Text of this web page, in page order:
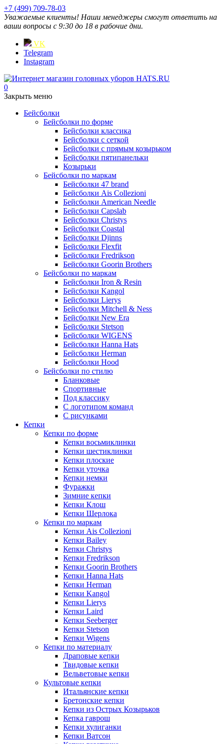
+7 (499) 709-78-03
Уважаемые клиенты! Наши менеджеры смогут ответить на
ваши вопросы с 9:30 до 18 в рабочие дни.
VK
Telegram
Instagram
0
Закрыть меню
Бейсболки
Бейсболки по форме
Бейсболки классика
Бейсболки с сеткой
Бейсболки с прямым козырьком
Бейсболки пятипанельки
Козырьки
Бейсболки по маркам
Бейсболки 47 brand
Бейсболки Ais Collezioni
Бейсболки American Needle
Бейсболки Capslab
Бейсболки Christys
Бейсболки Coastal
Бейсболки Djinns
Бейсболки Flexfit
Бейсболки Fredrikson
Бейсболки Goorin Brothers
Бейсболки по маркам
Бейсболки Iron & Resin
Бейсболки Kangol
Бейсболки Lierys
Бейсболки Mitchell & Ness
Бейсболки New Era
Бейсболки Stetson
Бейсболки WIGENS
Бейсболки Hanna Hats
Бейсболки Herman
Бейсболки Hood
Бейсболки по стилю
Бланковые
Спортивные
Под классику
С логотипом команд
С рисунками
Кепки
Кепки по форме
Кепки восьмиклинки
Кепки шестиклинки
Кепки плоские
Кепки уточка
Кепки немки
Фуражки
Зимние кепки
Кепки Клош
Кепки Шерлока
Кепки по маркам
Кепки Ais Collezioni
Кепки Bailey
Кепки Christys
Кепки Fredrikson
Кепки Goorin Brothers
Кепки Hanna Hats
Кепки Herman
Кепки Kangol
Кепки Lierys
Кепки Laird
Кепки Seeberger
Кепки Stetson
Кепки Wigens
Кепки по материалу
Драповые кепки
Твидовые кепки
Вельветовые кепки
Культовые кепки
Итальянские кепки
Бретонские кепки
Кепки из Острых Козырьков
Кепка гаврош
Кепки хулиганки
Кепки Ватсон